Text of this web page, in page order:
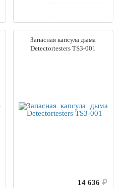
Запасная капсула дыма
Detectortesters TS3-001
14 636 ₽